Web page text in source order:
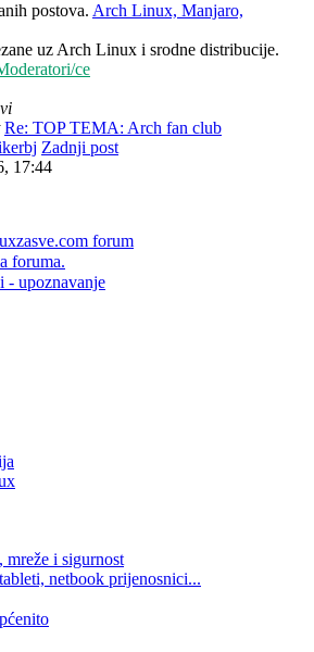
Arch Linux, Manjaro,
uz Arch Linux i srodne distribucije.
ce
Re: TOP TEMA: Arch fan club
Zadnji post
17:44
forum
foruma.
upoznavanje
i sigurnost
netbook prijenosnici...